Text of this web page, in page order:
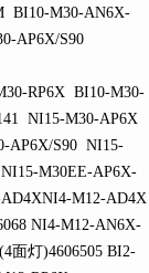
BI10-M30-AN6X-
AP6X/S90
RP6X BI10-M30-
NI15-M30-AP6X
AP6X/S90 NI15-
M30EE-AP6X-
M12-AD4X
NI4-M12-AN6X-
面灯)4606505 BI2-